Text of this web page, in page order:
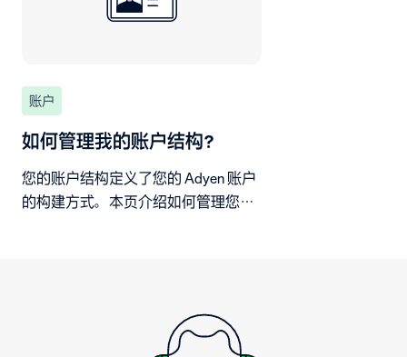
账户
如何管理我的账户结构？
您的账户结构定义了您的 Adyen 账户
的构建方式。本页介绍如何管理您的